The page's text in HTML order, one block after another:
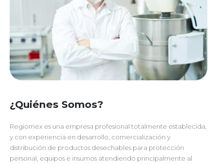
¿Quiénes Somos?
Regiomex es una empresa profesional totalmente establecida,
y con experiencia en desarrollo, comercialización y
distribución de productos desechables para protección
personal, equipos e insumos atendiendo principalmente al